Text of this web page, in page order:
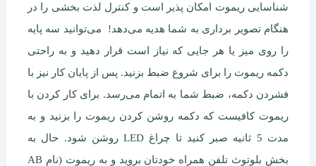
شناسایی ریموت امکان پذیر است و کنترل لذت بخشی را در
هنگام تصویر برداری به شما هدیه می‌دهد! می‌توانید سه پایه
را روی میز یا هر جایی که نیاز است قرار دهید و به راحتی
دکمه ریموت را برای شروع ضبط بزنید. پس از پایان کار نیز با
فشردن دکمه، ضبط شما به اتمام می‌رسد. برای کار کردن با
ریموت کافیست که دکمه روشن کردن ریموت را بزنید و به
مدت 5 ثانیه صبر کنید تا چراغ LED روشن شود. حال به
بخش بلوتوث تلفن همراه خودتان بروید و به ریموت (نام AB